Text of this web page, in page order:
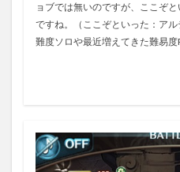
ョブでは無いのですが、ここぞ
ですね。（ここぞといった：ア
難度ソロや最近増えてきた難易度